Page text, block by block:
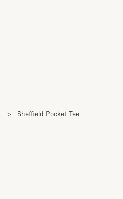
> Sheffield Pocket Tee